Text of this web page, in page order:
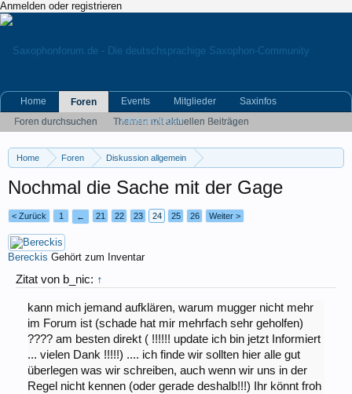
Anmelden oder registrieren
Home Foren
Diskussion allgemein
Nochmal die Sache mit der Gage
< Zurück 1 ← 21 22 23 24 25 26 Weiter >
Bereckis Gehört zum Inventar
Zitat von b_nic: ↑
kann mich jemand aufklären, warum mugger nicht mehr
im Forum ist (schade hat mir mehrfach sehr geholfen)
???? am besten direkt ( !!!!!! update ich bin jetzt Informiert
... vielen Dank !!!!!) .... ich finde wir sollten hier alle gut
überlegen was wir schreiben, auch wenn wir uns in der
Regel nicht kennen (oder gerade deshalb!!!) Ihr könnt froh
Home
Foren
Foren durchsuchen
Themen mit aktuellen Beiträgen
Events Mitglieder
Saxinfos
Kleinanzeigen